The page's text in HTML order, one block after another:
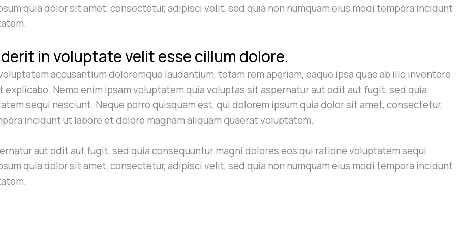
quia dolor sit amet, consectetur, adipisci velit, sed quia non numquam eius modi tempora incidunt
in voluptate velit esse cillum dolore.
accusantium doloremque laudantium, totam rem aperiam, eaque ipsa quae ab illo inventore
Nemo enim ipsam voluptatem quia voluptas sit aspernatur aut odit aut fugit, sed quia
sequi nesciunt. Neque porro quisquam est, qui dolorem ipsum quia dolor sit amet, consectetur,
incidunt ut labore et dolore magnam aliquam quaerat voluptatem.
aut odit aut fugit, sed quia consequuntur magni dolores eos qui ratione voluptatem sequi
quia dolor sit amet, consectetur, adipisci velit, sed quia non numquam eius modi tempora incidunt